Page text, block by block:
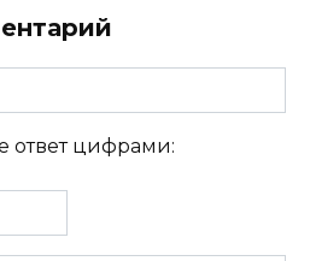
ответ цифрами: